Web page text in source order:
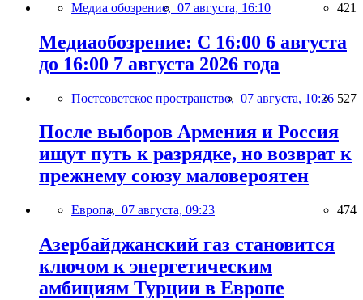
Медиа обозрение, 07 августа, 16:10 421
Медиаобозрение: С 16:00 6 августа
до 16:00 7 августа 2026 года
Постсоветское пространство, 07 августа, 10:26 527
После выборов Армения и Россия
ищут путь к разрядке, но возврат к
прежнему союзу маловероятен
Европа, 07 августа, 09:23 474
Азербайджанский газ становится
ключом к энергетическим
амбициям Турции в Европе